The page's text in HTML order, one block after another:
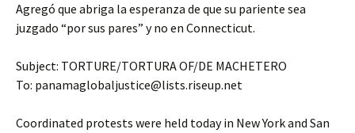
Agregó que abriga la esperanza de que su pariente sea
juzgado “por sus pares” y no en Connecticut.
Subject: TORTURE/TORTURA OF/DE MACHETERO
To: panamaglobaljustice@lists.riseup.net
Coordinated protests were held today in New York and San